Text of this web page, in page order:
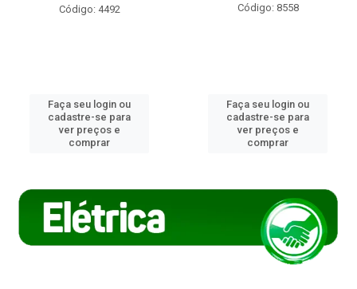
Código: 4492
Faça seu login ou
cadastre-se para
ver preços e
comprar
Código: 8558
Faça seu login ou
cadastre-se para
ver preços e
comprar